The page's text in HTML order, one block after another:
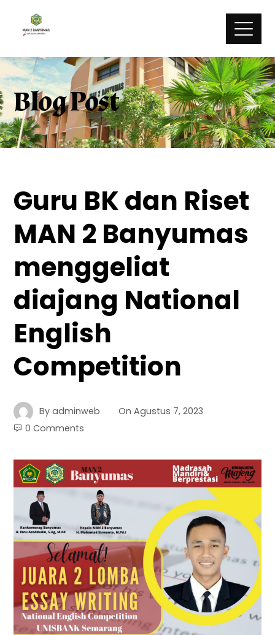
Blog Post
Guru BK dan Riset
MAN 2 Banyumas
menggeliat
diajang National
English
Competition
Byadminweb OnAgustus 7, 2023
0 Comments